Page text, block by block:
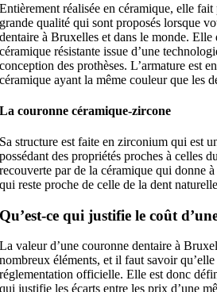
Entièrement réalisée en céramique, elle fait
grande qualité qui sont proposés lorsque
dentaire à Bruxelles et dans le monde. Elle
céramique résistante issue d’une
conception des prothèses. L’armature est
céramique ayant la même couleur que les
La couronne céramique-zircone
Sa structure est faite en zirconium qui est
possédant des propriétés proches à celles
recouverte par de la céramique qui donne
qui reste proche de celle de la dent
Qu’est-ce qui justifie le coût
La valeur d’une couronne dentaire à
nombreux éléments, et il faut savoir
réglementation officielle. Elle est donc
qui justifie les écarts entre les prix d’une